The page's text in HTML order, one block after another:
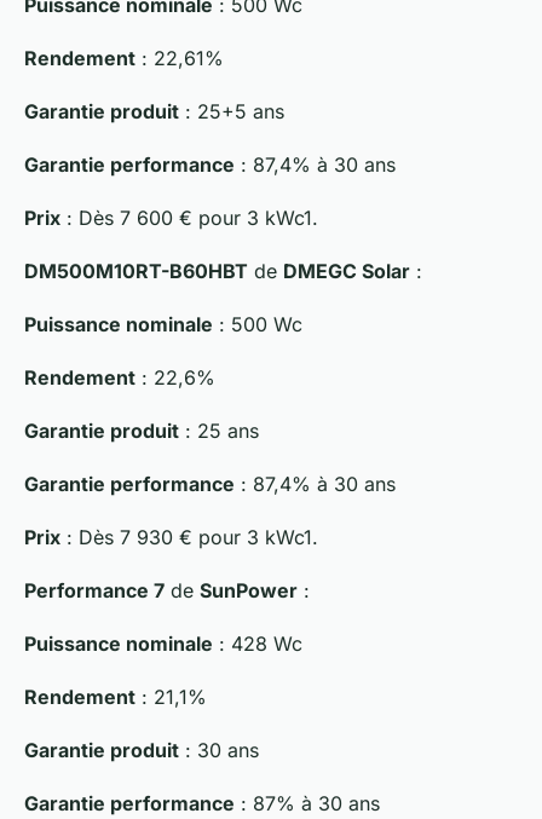
Puissance nominale : 500 Wc
Rendement : 22,61%
Garantie produit : 25+5 ans
Garantie performance : 87,4% à 30 ans
Prix : Dès 7 600 € pour 3 kWc1.
DM500M10RT-B60HBT de DMEGC Solar :
Puissance nominale : 500 Wc
Rendement : 22,6%
Garantie produit : 25 ans
Garantie performance : 87,4% à 30 ans
Prix : Dès 7 930 € pour 3 kWc1.
Performance 7 de SunPower :
Puissance nominale : 428 Wc
Rendement : 21,1%
Garantie produit : 30 ans
Garantie performance : 87% à 30 ans